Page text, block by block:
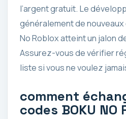
l’argent gratuit. Le
généralement de
No Roblox atteint un jalon
Assurez-vous de vérifier
liste si vous ne voulez
comment
codes BOKU NO